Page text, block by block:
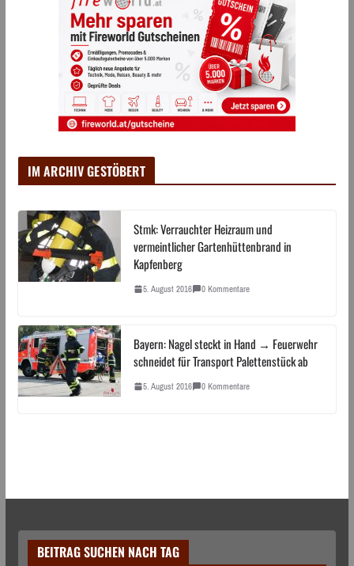
IM ARCHIV GESTÖBERT
Stmk: Verrauchter Heizraum und
vermeintlicher Gartenhüttenbrand in
Kapfenberg
5. August 2016 0 Kommentare
Bayern: Nagel steckt in Hand → Feuerwehr
schneidet für Transport Palettenstück ab
5. August 2016 0 Kommentare
BEITRAG SUCHEN NACH TAG